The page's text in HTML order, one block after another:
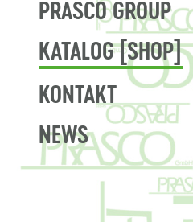
PRASCO GROUP
KATALOG [SHOP]
KONTAKT
NEWS